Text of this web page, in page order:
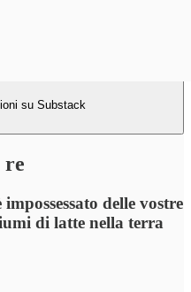
su Substack
re
delle vostre
di latte nella terra